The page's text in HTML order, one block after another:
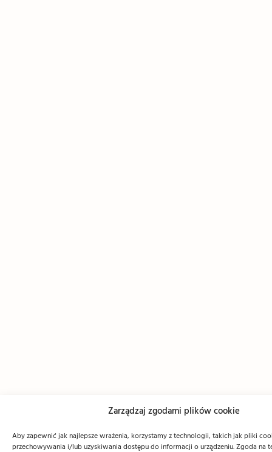
Zarządzaj zgodami plików cookie
Aby zapewnić jak najlepsze wrażenia, korzystamy z technologii, takich jak pliki
przechowywania i/lub uzyskiwania dostępu do informacji o urządzeniu. Zgoda na